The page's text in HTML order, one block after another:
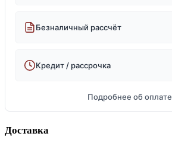
Безналичный рассчёт
Кредит / рассрочка
Подробнее об оплате
Доставка